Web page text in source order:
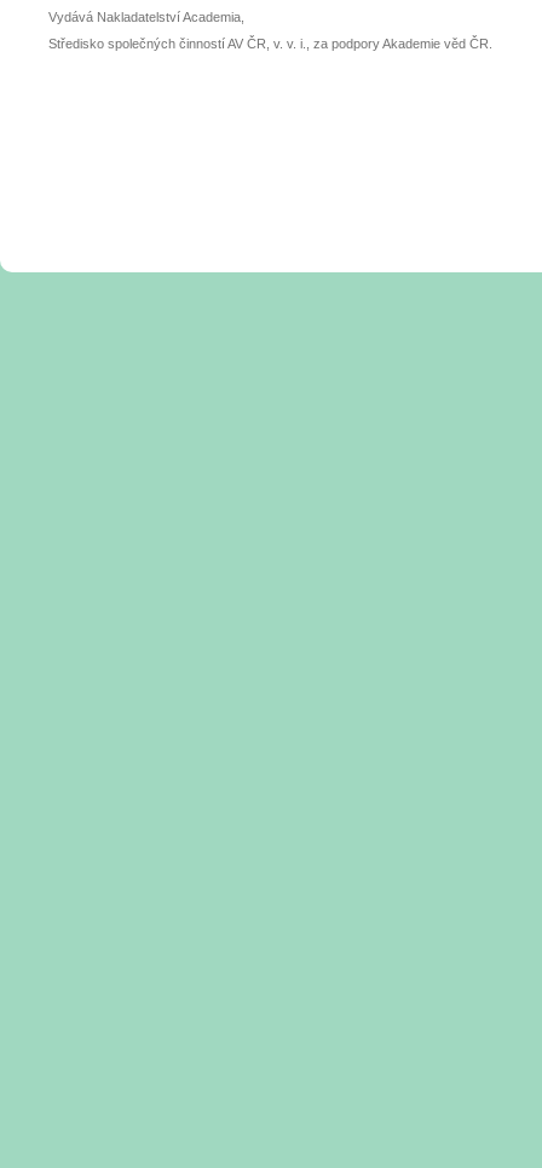
Vydává Nakladatelství Academia,
Středisko společných činností AV ČR, v. v. i., za podpory Akademie věd ČR.